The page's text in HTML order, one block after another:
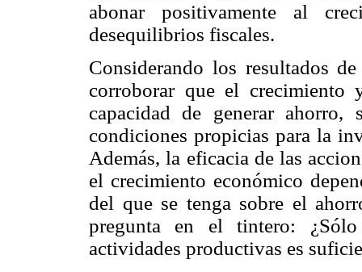
abonar positivamente al
desequilibrios fiscales.
Considerando los resultados
corroborar que el
capacidad de generar
condiciones propicias para la
Además, la eficacia de las
el crecimiento económico
del que se tenga sobre el
pregunta en el tintero:
actividades productivas es